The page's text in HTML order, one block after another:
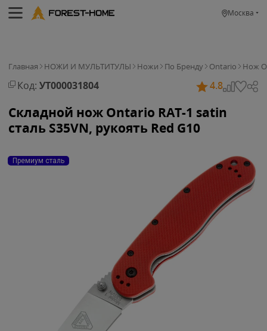
Москва
Главная НОЖИ И МУЛЬТИТУЛЫ Ножи По Бренду Ontario Нож
Код: УТ000031804 4.8
Складной нож Ontario RAT-1 satin
сталь S35VN, рукоять Red G10
Премиум сталь